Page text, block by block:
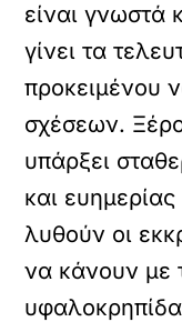
είναι γνωστά
γίνει τα
προκειμένου
σχέσεων.
υπάρξει
και
λυθούν οι
να κάνουν με